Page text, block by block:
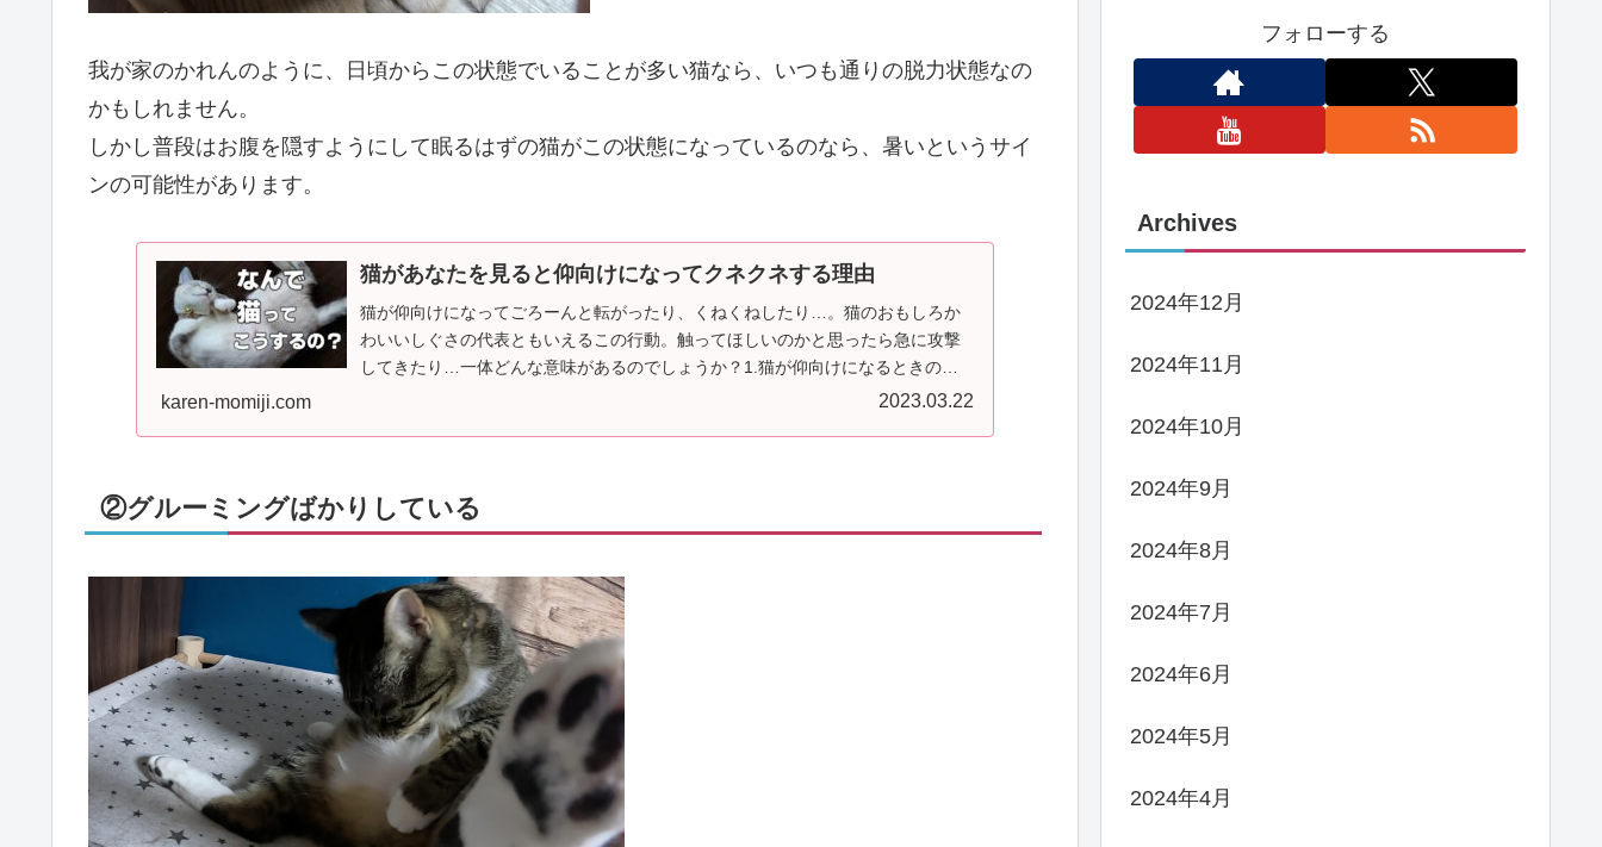
我が家のかれんのように、日頃からこの状態でいることが多い猫なら、いつも通りの脱力状態なの
かもしれません。
しかし普段はお腹を隠すようにして眠るはずの猫がこの状態になっているのなら、暑いというサイ
ンの可能性があります。
猫があなたを見ると仰向けになってクネクネする理由
猫が仰向けになってごろーんと転がったり、くねくねしたり…。猫のおもしろか
わいいしぐさの代表ともいえるこの行動。触ってほしいのかと思ったら急に攻撃
してきたり…一体どんな意味があるのでしょうか？1.猫が仰向けになるときの気
karen-momiji.com 2023.03.22
②グルーミングばかりしている
フォローする
Archives
2024年12月
2024年11月
2024年10月
2024年9月
2024年8月
2024年7月
2024年6月
2024年5月
2024年4月